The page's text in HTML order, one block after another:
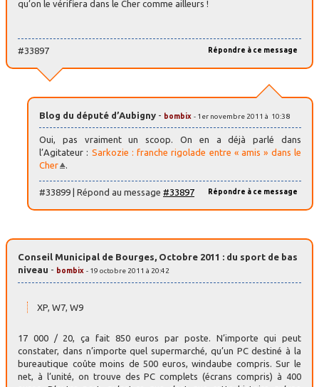
qu’on le vérifiera dans le Cher comme ailleurs !
Répondre à ce message
#33897
Blog du député d’Aubigny - bombix - 1er novembre 2011 à 10:38
Oui, pas vraiment un scoop. On en a déjà parlé dans
l’Agitateur : Sarkozie : franche rigolade entre « amis » dans le
Cher
Répondre à ce message
#33899 | Répond au message #33897
Conseil Municipal de Bourges, Octobre 2011 : du sport de bas
niveau - bombix - 19 octobre 2011 à 20:42
XP, W7, W9
17 000 / 20, ça fait 850 euros par poste. N’importe qui peut
constater, dans n’importe quel supermarché, qu’un PC destiné à la
bureautique coûte moins de 500 euros, windaube compris. Sur le
net, à l’unité, on trouve des PC complets (écrans compris) à 400